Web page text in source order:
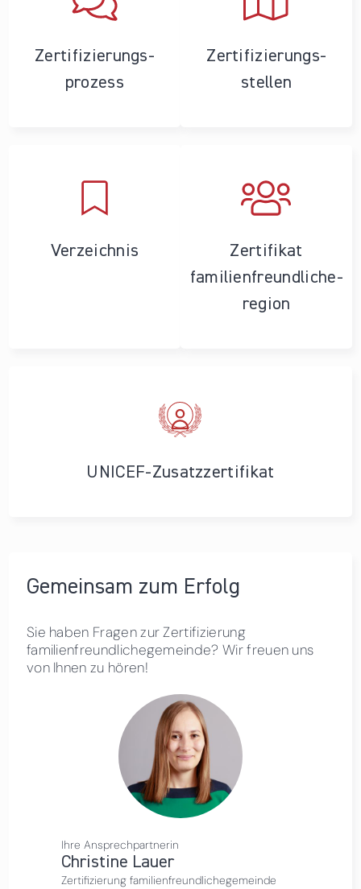
Zertifizierungs­
prozess
Zertifizierungs­
stellen
Verzeichnis
Zertifikat
familienfreundliche­
region
UNICEF-Zusatzzertifikat
Gemeinsam zum Erfolg
Sie haben Fragen zur Zertifizierung
familienfreundlichegemeinde? Wir freuen uns
von Ihnen zu hören!
Ihre Ansprechpartnerin
Christine Lauer
Zertifizierung familienfreundlichegemeinde